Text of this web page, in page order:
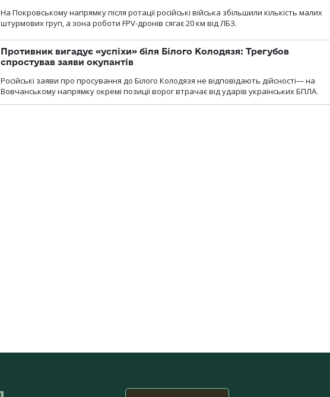
На Покровському напрямку після ротації російські війська збільшили кількість малих
штурмових груп, а зона роботи FPV-дронів сягає 20 км від ЛБЗ.
Противник вигадує «успіхи» біля Білого Колодязя: Трегубов
спростував заяви окупантів
Російські заяви про просування до Білого Колодязя не відповідають дійсності— на
Вовчанському напрямку окремі позиції ворог втрачає від ударів українських БПЛА.